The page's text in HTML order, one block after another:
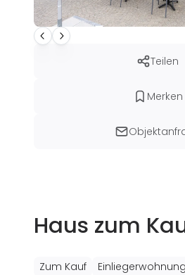
Teilen
Merken
Haus zum
Zum Kauf